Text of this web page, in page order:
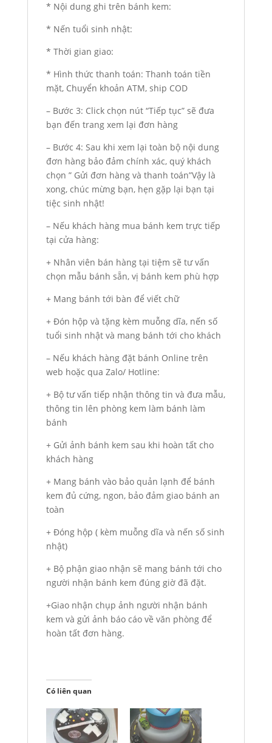
* Nội dung ghi trên bánh kem:
* Nến tuổi sinh nhật:
* Thời gian giao:
* Hình thức thanh toán: Thanh toán tiền
mặt, Chuyển khoản ATM, ship COD
– Bước 3: Click chọn nút “Tiếp tục” sẽ đưa
bạn đến trang xem lại đơn hàng
– Bước 4: Sau khi xem lại toàn bộ nội dung
đơn hàng bảo đảm chính xác, quý khách
chọn ” Gửi đơn hàng và thanh toán”Vậy là
xong, chúc mừng bạn, hẹn gặp lại bạn tại
tiệc sinh nhật!
– Nếu khách hàng mua bánh kem trực tiếp
tại cửa hàng:
+ Nhân viên bán hàng tại tiệm sẽ tư vấn
chọn mẫu bánh sẵn, vị bánh kem phù hợp
+ Mang bánh tới bàn để viết chữ
+ Đón hộp và tặng kèm muỗng dĩa, nến số
tuổi sinh nhật và mang bánh tới cho khách
– Nếu khách hàng đặt bánh Online trên
web hoặc qua Zalo/ Hotline:
+ Bộ tư vấn tiếp nhận thông tin và đưa mẫu,
thông tin lên phòng kem làm bánh làm
bánh
+ Gửi ảnh bánh kem sau khi hoàn tất cho
khách hàng
+ Mang bánh vào bảo quản lạnh để bánh
kem đủ cứng, ngon, bảo đảm giao bánh an
toàn
+ Đóng hộp ( kèm muỗng dĩa và nến số sinh
nhật)
+ Bộ phận giao nhận sẽ mang bánh tới cho
người nhận bánh kem đúng giờ đã đặt.
+Giao nhận chụp ảnh người nhận bánh
kem và gửi ảnh báo cáo về văn phòng để
hoàn tất đơn hàng.
Có liên quan